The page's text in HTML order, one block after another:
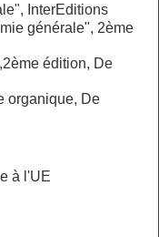
InterEditions
générale", 2ème
édition, De
organique, De
à l'UE